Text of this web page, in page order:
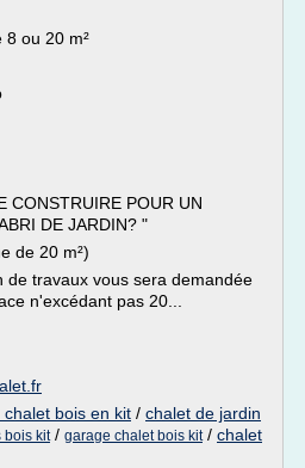
8 ou 20 m²
CONSTRUIRE POUR UN
DE JARDIN? "
de 20 m²)
de travaux vous sera demandée
n'excédant pas 20...
bois en kit / chalet de jardin
bois kit/ garage chalet bois kit/ chalet